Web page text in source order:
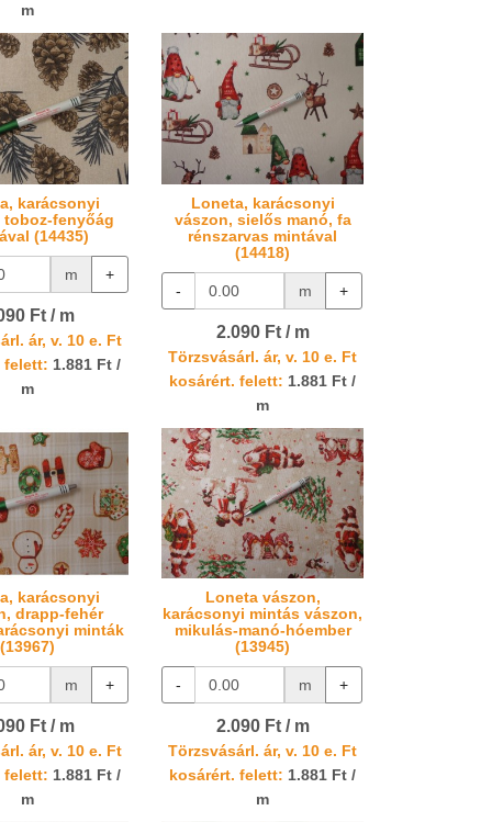
m
karácsonyi
toboz-fenyőág
(14435)
m +
Ft / m
ár, v. 10 e. Ft
felett: 1.881 Ft /
m
Loneta, karácsonyi
vászon, sielős manó, fa
rénszarvas mintával
(14418)
- m +
2.090 Ft / m
Törzsvásárl. ár, v. 10 e. Ft
kosárért. felett: 1.881 Ft /
m
karácsonyi
drapp-fehér
minták
(13967)
m +
Ft / m
ár, v. 10 e. Ft
felett: 1.881 Ft /
m
Loneta vászon,
karácsonyi mintás vászon,
mikulás-manó-hóember
(13945)
- m +
2.090 Ft / m
Törzsvásárl. ár, v. 10 e. Ft
kosárért. felett: 1.881 Ft /
m